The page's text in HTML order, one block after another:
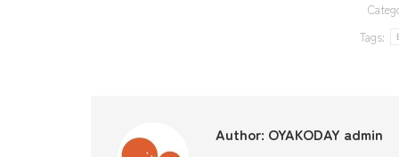
Tags:
Author: OYAKODAY admin